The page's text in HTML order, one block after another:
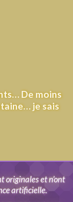
De moins
je sais
originales et n’ont
artificielle.